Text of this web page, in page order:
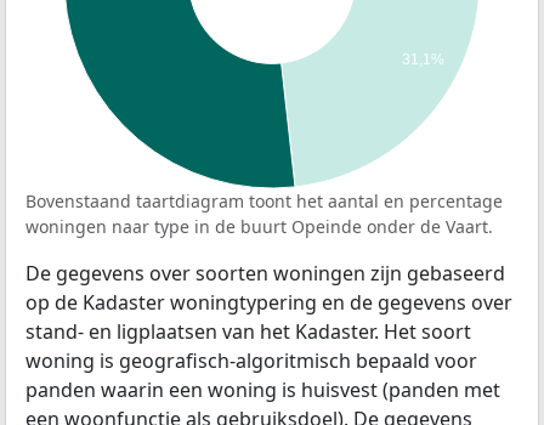
31,1%
Bovenstaand taartdiagram toont het aantal en percentage
woningen naar type in de buurt Opeinde onder de Vaart.
De gegevens over soorten woningen zijn gebaseerd
op de Kadaster woningtypering en de gegevens over
stand- en ligplaatsen van het Kadaster. Het soort
woning is geografisch-algoritmisch bepaald voor
panden waarin een woning is huisvest (panden met
een woonfunctie als gebruiksdoel). De gegevens